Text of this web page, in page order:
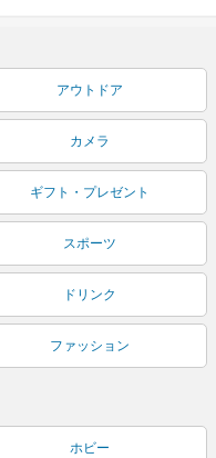
アウトドア
カメラ
ギフト・プレゼント
スポーツ
ドリンク
ファッション
ホビー